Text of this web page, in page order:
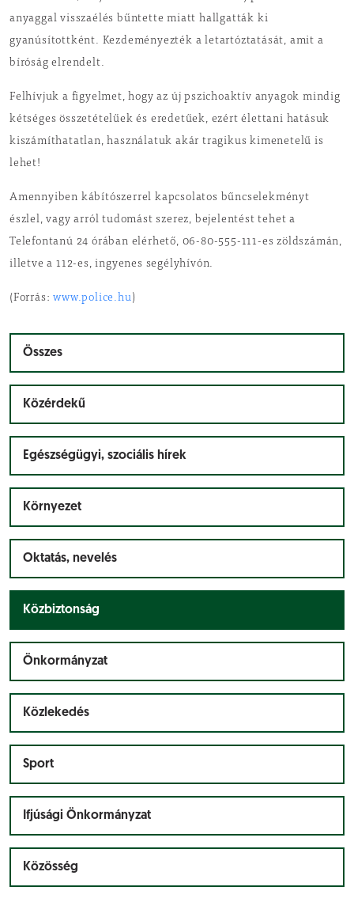
anyaggal visszaélés bűntette miatt hallgatták ki
gyanúsítottként. Kezdeményezték a letartóztatását, amit a
bíróság elrendelt.
Felhívjuk a figyelmet, hogy az új pszichoaktív anyagok mindig
kétséges összetételűek és eredetűek, ezért élettani hatásuk
kiszámíthatatlan, használatuk akár tragikus kimenetelű is
lehet!
Amennyiben kábítószerrel kapcsolatos bűncselekményt
észlel, vagy arról tudomást szerez, bejelentést tehet a
Telefontanú 24 órában elérhető, 06-80-555-111-es zöldszámán,
illetve a 112-es, ingyenes segélyhívón.
(Forrás:www.police.hu)
Összes
Közérdekű
Egészségügyi, szociális hírek
Környezet
Oktatás, nevelés
Közbiztonság
Önkormányzat
Közlekedés
Sport
Ifjúsági Önkormányzat
Közösség